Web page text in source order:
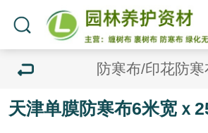
防寒布/印花防寒
天津单膜防寒布6米宽ｘ